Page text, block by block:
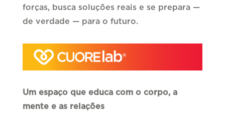
forças, busca soluções reais e se prepara —
de verdade — para o futuro.
Um espaço que educa com o corpo, a
mente e as relações